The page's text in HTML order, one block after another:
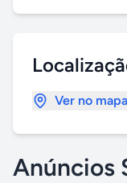
Ver no
Anúncios